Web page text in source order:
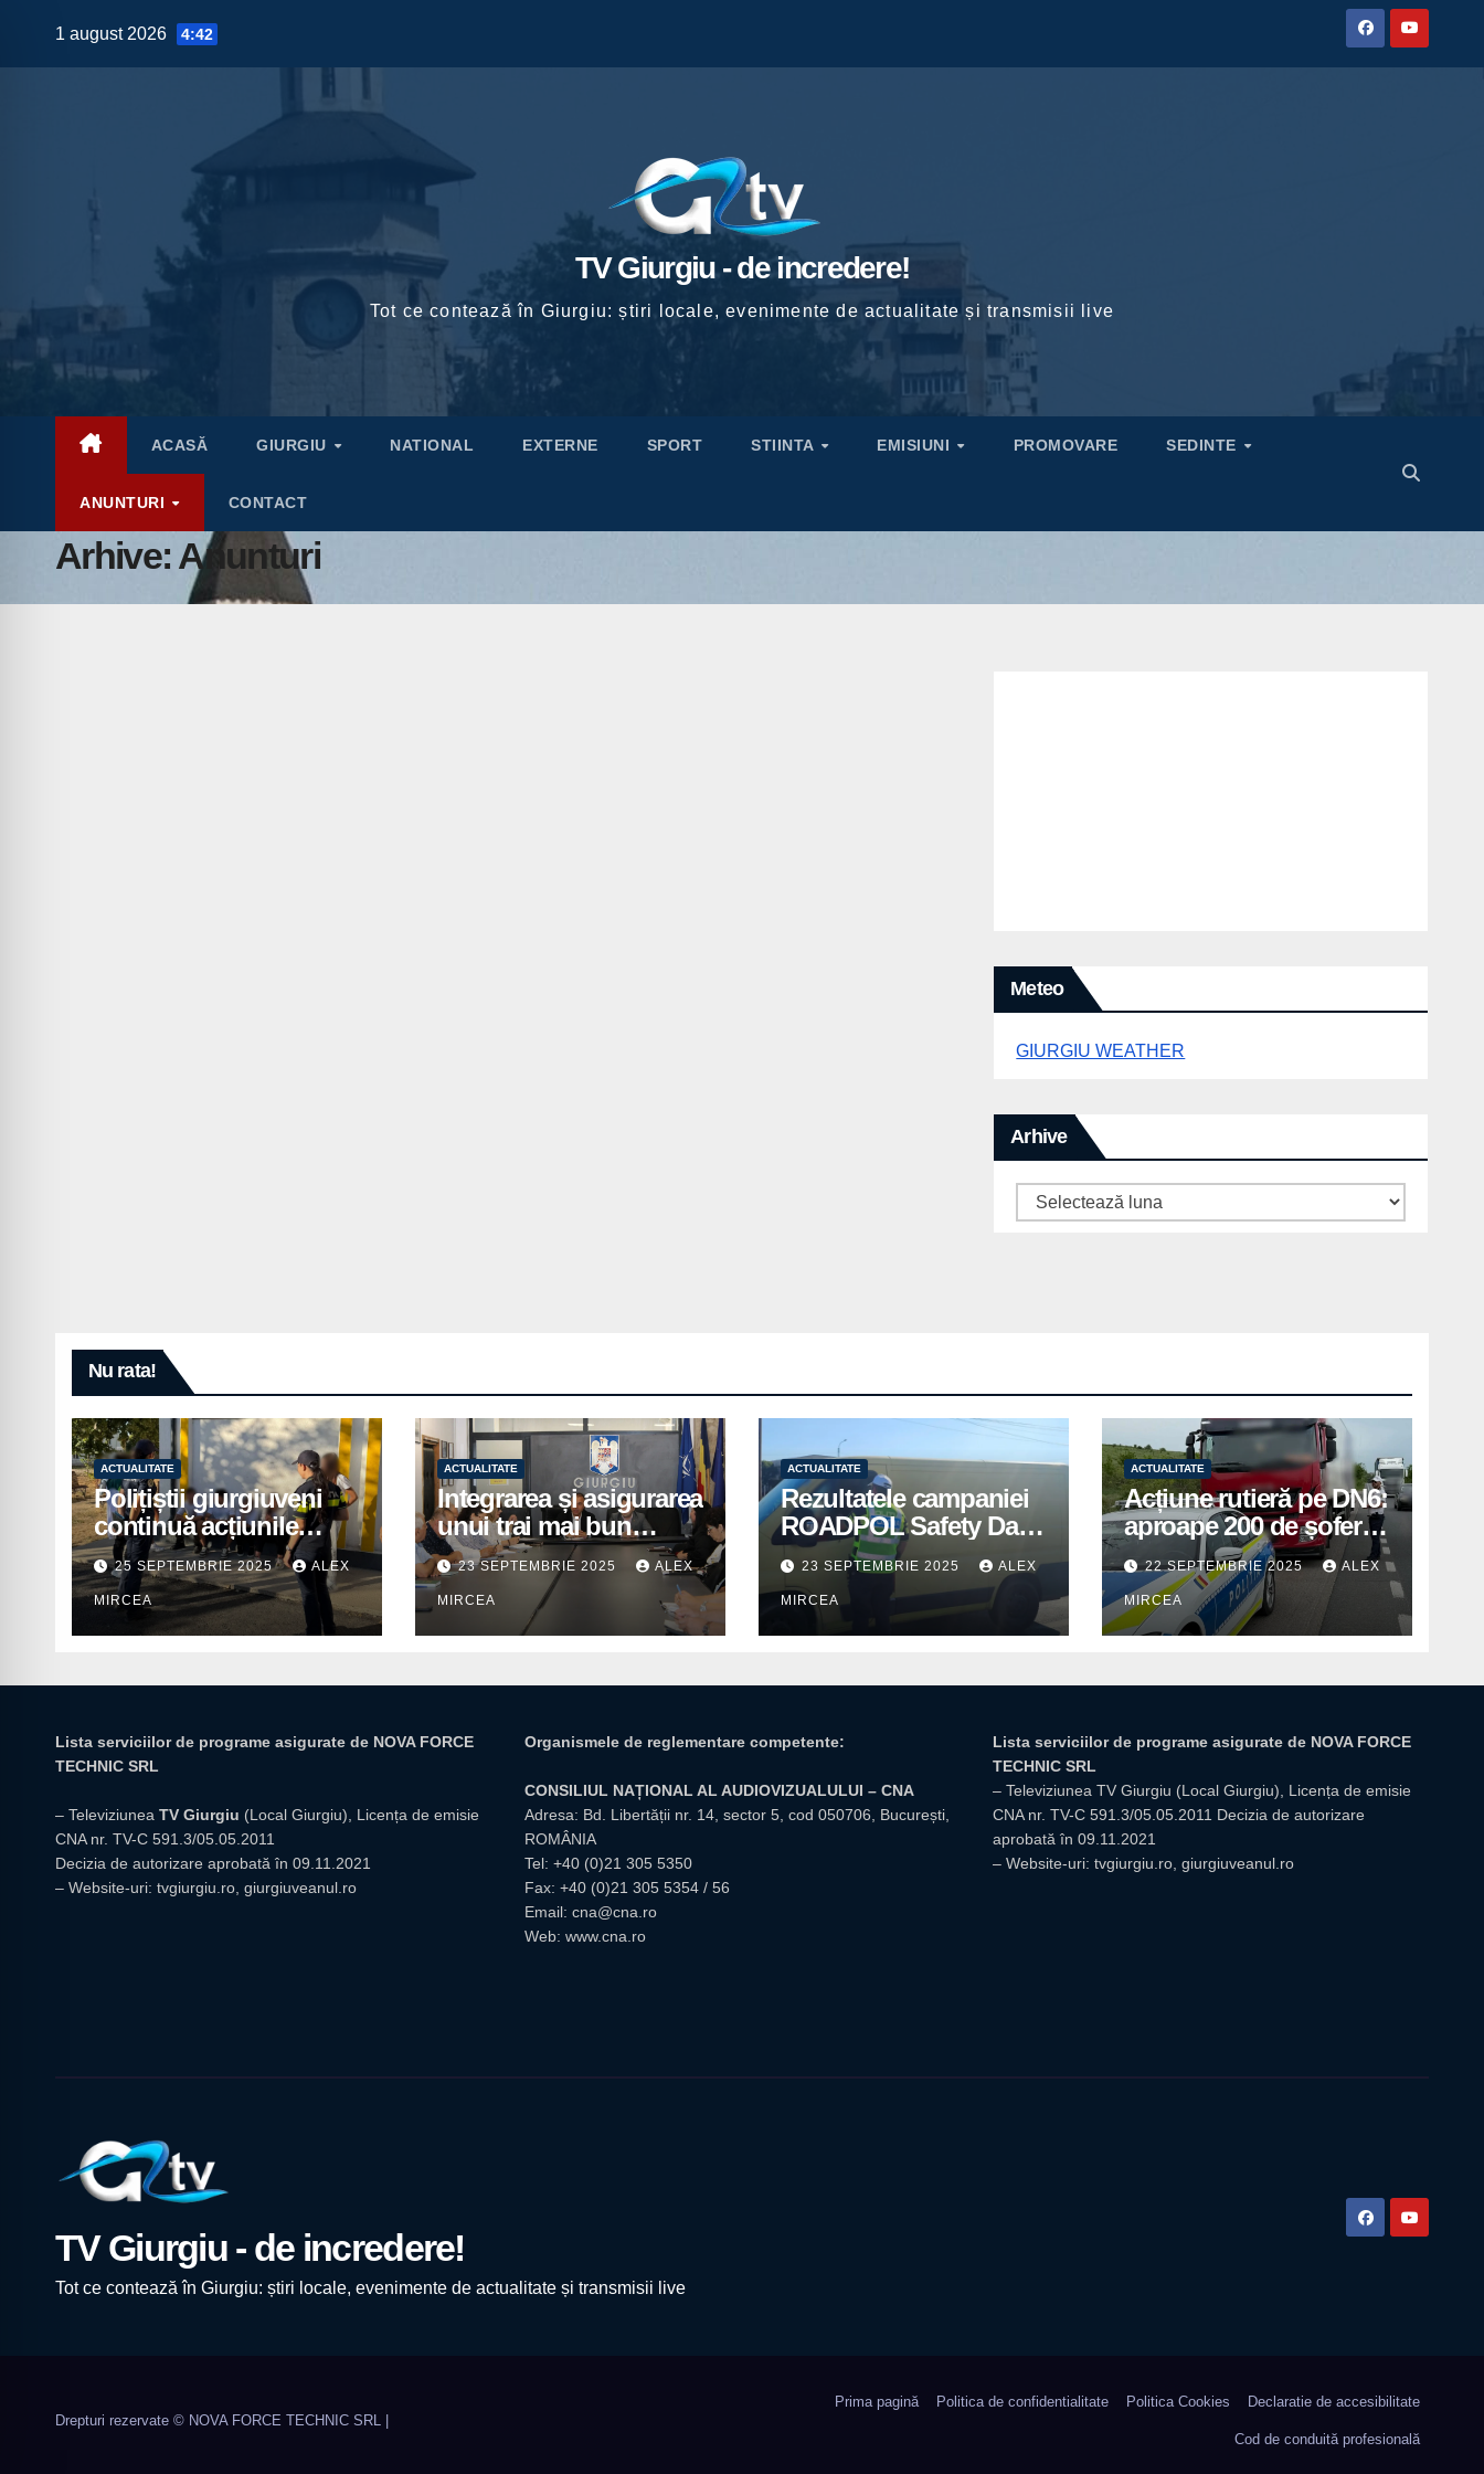
1 august 2026 4:42
TV Giurgiu - de incredere!
Tot ce contează în Giurgiu: știri locale, evenimente de actualitate și transmisii live
ACASĂ GIURGIU NATIONAL EXTERNE SPORT STIINTA EMISIUNI PROMOVARE SEDINTE
ANUNTURI CONTACT
Arhive: Anunturi
Meteo
GIURGIU WEATHER
Arhive
Arhive
Nu rata!
ACTUALITATE
Polițiștii giurgiuveni
continuă acțiunile
preventive în școli
25 SEPTEMBRIE 2025 ALEX
MIRCEA
ACTUALITATE
Integrarea și asigurarea
unui trai mai bun
pentru cetățenii romi,
prioritate pentru
instituțiile publice
giurgiuvene
23 SEPTEMBRIE 2025 ALEX
MIRCEA
ACTUALITATE
Rezultatele campaniei
ROADPOL Safety Days
– o zi fără decese în
trafic
23 SEPTEMBRIE 2025 ALEX
MIRCEA
ACTUALITATE
Acțiune rutieră pe DN6:
aproape 200 de șoferi
amendați de polițiștii
din Mihăilești
22 SEPTEMBRIE 2025 ALEX
MIRCEA
Lista serviciilor de programe asigurate de NOVA FORCE
TECHNIC SRL
– Televiziunea TV Giurgiu (Local Giurgiu), Licența de emisie
CNA nr. TV-C 591.3/05.05.2011
Decizia de autorizare aprobată în 09.11.2021
– Website-uri: tvgiurgiu.ro giurgiuveanul.ro
Organismele de reglementare competente:
CONSILIUL NAȚIONAL AL AUDIOVIZUALULUI – CNA
Adresa: Bd. Libertății nr. 14, sector 5, cod 050706, București,
ROMÂNIA
Tel: +40 (0)21 305 5350
Fax: +40 (0)21 305 5354 / 56
Email: cna@cna.ro
Web: www.cna.ro
Lista serviciilor de programe asigurate de NOVA FORCE
TECHNIC SRL
– Televiziunea TV Giurgiu (Local Giurgiu), Licența de emisie
CNA nr. TV-C 591.3/05.05.2011 Decizia de autorizare
aprobată în 09.11.2021
– Website-uri: tvgiurgiu.ro, giurgiuveanul.ro
TV Giurgiu - de incredere!
Tot ce contează în Giurgiu: știri locale, evenimente de actualitate și transmisii live
Prima pagină Politica de confidentialitate Politica Cookies Declaratie de accesibilitate
Cod de conduită profesională